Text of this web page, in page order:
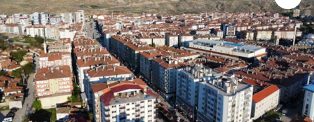
YAŞAM
ÇEVRE
İLÇELER
RESMİ İLANLAR
Haber Arşivi